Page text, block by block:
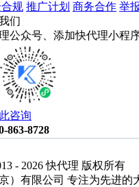
规 推广计划 商务合作 举
们
公众号、添加快代理小程
咨询
863-8728
- 2026 快代理 版权所有
）有限公司 专注为先进的